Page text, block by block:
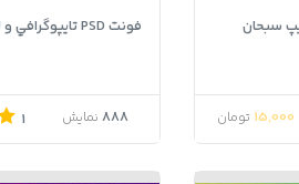
15,000 تومان
فونت PSD تايپوگرافي و لوگوتايپ نسرین
888 نمایش 1